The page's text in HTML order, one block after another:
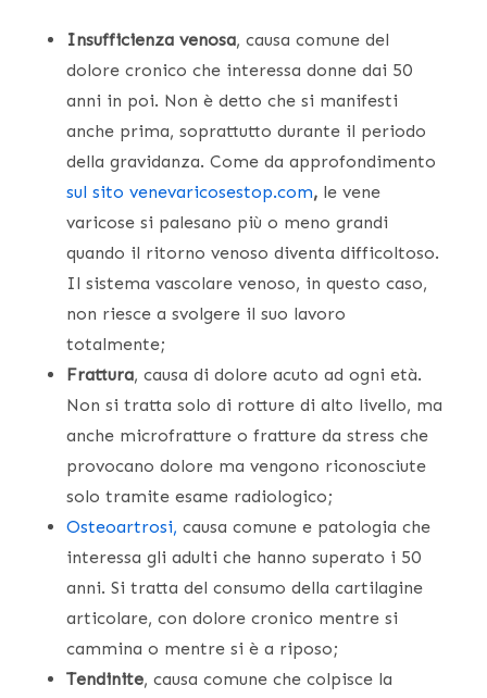
Insufficienza venosa, causa comune del
dolore cronico che interessa donne dai 50
anni in poi. Non è detto che si manifesti
anche prima, soprattutto durante il periodo
della gravidanza. Come da approfondimento
sul sito venevaricosestop.com, le vene
varicose si palesano più o meno grandi
quando il ritorno venoso diventa difficoltoso.
Il sistema vascolare venoso, in questo caso,
non riesce a svolgere il suo lavoro
totalmente;
Frattura, causa di dolore acuto ad ogni età.
Non si tratta solo di rotture di alto livello, ma
anche microfratture o fratture da stress che
provocano dolore ma vengono riconosciute
solo tramite esame radiologico;
Osteoartrosi, causa comune e patologia che
interessa gli adulti che hanno superato i 50
anni. Si tratta del consumo della cartilagine
articolare, con dolore cronico mentre si
cammina o mentre si è a riposo;
Tendinite, causa comune che colpisce la